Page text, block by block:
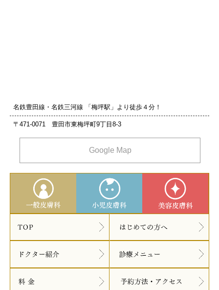
名鉄豊田線・名鉄三河線 「梅坪駅」より徒歩４分！
〒471-0071 豊田市東梅坪町9丁目8‐3
Google Map